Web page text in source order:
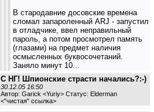
В стародавние досовские времена
сломал запароленный ARJ - запустил
в отладчике, ввел неправильный
пароль, а потом просмотрел память
(глазами) на предмет наличия
осмысленных буквосочетаний.
Заняло минут 10...
С НГ! Шпионские страсти начались?:-)
30.12.05 16:50
Автор: Garick <Yuriy> Статус: Elderman
<"чистая" ссылка>